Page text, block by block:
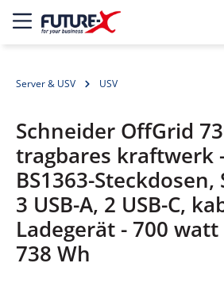
Server & USV USV
Schneider OffGrid
tragbares kraftwerk
BS1363-
3 USB-A, 2 USB-C,
Ladegerät - 700 watt
738 Wh